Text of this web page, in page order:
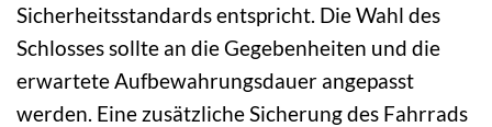
Sicherheitsstandards entspricht. Die Wahl des
Schlosses sollte an die Gegebenheiten und die
erwartete Aufbewahrungsdauer angepasst
werden. Eine zusätzliche Sicherung des Fahrrads